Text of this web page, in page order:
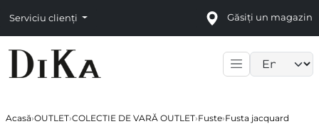
Serviciu clienți Găsiți un magazin
Acasă›OUTLET›COLECTIE DE VARĂ OUTLET›Fuste›Fusta jacquard